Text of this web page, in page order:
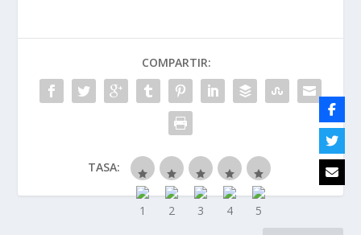
COMPARTIR:
TASA: